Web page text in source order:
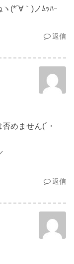
(*´∀｀)ノﾑｯﾊｰ
返信
めません(´・
返信